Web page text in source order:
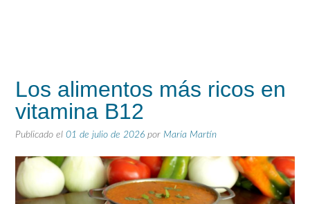
Los alimentos más ricos en
vitamina B12
Publicado el 01 de julio de 2026 por María Martín